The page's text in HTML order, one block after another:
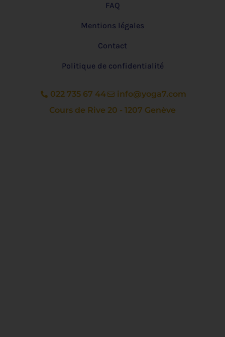
FAQ
Mentions légales
Contact
Politique de confidentialité
022 735 67 44
info@yoga7.com
Cours de Rive 20 - 1207 Genève